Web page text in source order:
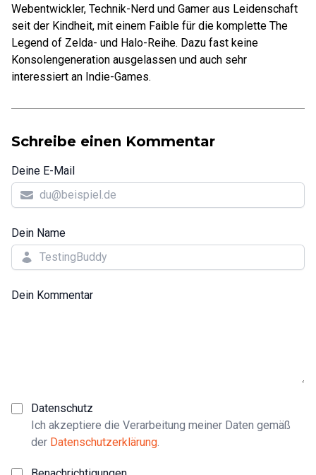
Webentwickler, Technik-Nerd und Gamer aus Leidenschaft
seit der Kindheit, mit einem Faible für die komplette The
Legend of Zelda- und Halo-Reihe. Dazu fast keine
Konsolengeneration ausgelassen und auch sehr
interessiert an Indie-Games.
Schreibe einen Kommentar
Deine E-Mail
Dein Name
Dein Kommentar
Datenschutz
Ich akzeptiere die Verarbeitung meiner Daten gemäß
der Datenschutzerklärung.